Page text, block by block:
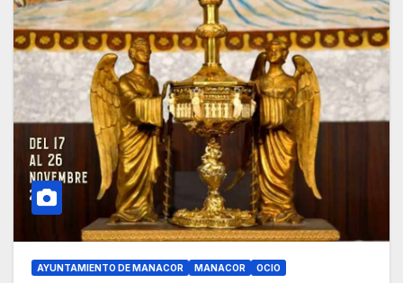
AYUNTAMIENTO DE MANACOR MANACOR OCIO